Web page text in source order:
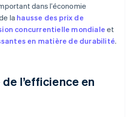
dans l’économie
la hausse des prix de
concurrentielle mondiale et
en matière de durabilité.
l’efficience en